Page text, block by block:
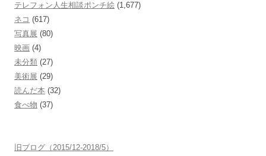
テレフォン人生相談ポンチ絵 (1,677)
ネコ (617)
写真展 (80)
映画 (4)
未分類 (27)
美術展 (29)
読んだ本 (32)
食べ物 (37)
旧ブログ（2015/12-2018/5）